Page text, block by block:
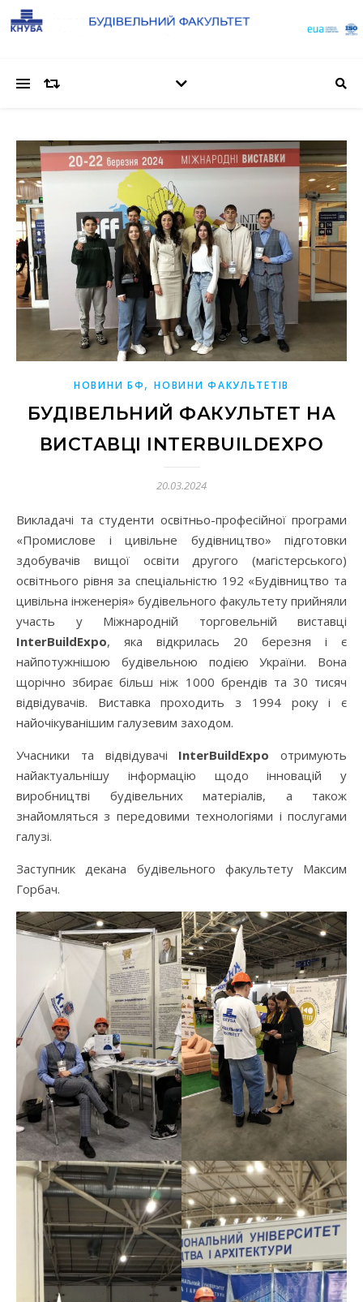
НОВИНИ БФ,НОВИНИ ФАКУЛЬТЕТІВ
БУДІВЕЛЬНИЙ ФАКУЛЬТЕТ НА
ВИСТАВЦІ INTERBUILDEXPO
20.03.2024
Викладачі та студенти освітньо-професійної програми
«Промислове і цивільне будівництво» підготовки
здобувачів вищої освіти другого (магістерського)
освітнього рівня за спеціальністю 192 «Будівництво та
цивільна інженерія» будівельного факультету прийняли
участь у Міжнародній торговельній виставці
InterBuildExpo, яка відкрилась 20 березня і є
найпотужнішою будівельною подією України. Вона
щорічно збирає більш ніж 1000 брендів та 30 тисяч
відвідувачів. Виставка проходить з 1994 року і є
найочікуванішим галузевим заходом.
Учасники та відвідувачі InterBuildExpo отримують
найактуальнішу інформацію щодо інновацій у
виробництві будівельних матеріалів, а також
знайомляться з передовими технологіями і послугами
галузі.
Заступник декана будівельного факультету Максим
Горбач.